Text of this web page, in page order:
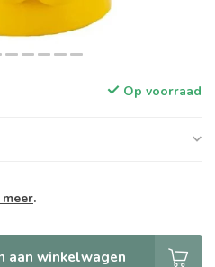
Op voorraad
meer.
aan winkelwagen